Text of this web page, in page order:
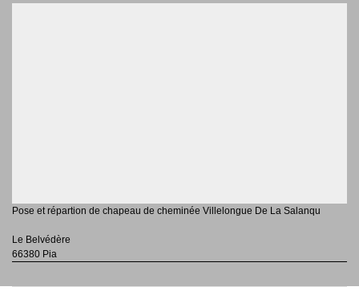
Pose et répartion de chapeau de cheminée Villelongue De La Salanqu
Le Belvédère
66380 Pia